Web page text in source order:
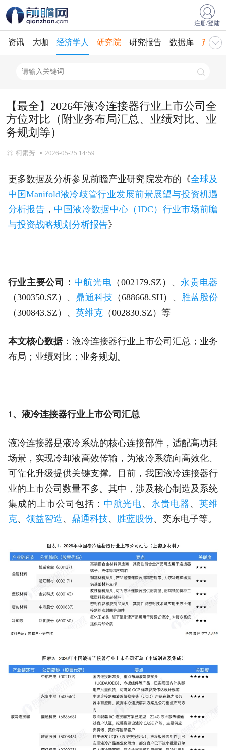
注册/登陆
资讯 大咖 经济学人 研究院 研究报告 数据库 产业
【最全】2026年液冷连接器行业上市公司全
方位对比（附业务布局汇总、业绩对比、业
务规划等）
柯素芳 2026-05-25 14:59
更多数据及分析参见前瞻产业研究院发布的《全球及
中国Manifold液冷歧管行业发展前景展望与投资机遇
分析报告 ， 中国液冷数据中心（IDC）行业市场前瞻
与投资战略规划分析报告》
行业主要公司： 中航光电 （002179.SZ）、 永贵电器
（300350.SZ）、 鼎通科技 （688668.SH）、
胜蓝股份
（300843.SZ）、 英维克（002830.SZ）等
本文核心数据：液冷连接器行业上市公司汇总；业务
布局；业绩对比；业务规划。
1、液冷连接器行业上市公司汇总
液冷连接器是液冷系统的核心连接部件，适配高功耗
场景，实现冷却液高效传输，为液冷系统向高效化、
可靠化升级提供关键支撑。目前，我国液冷连接器行
业的上市公司数量不多。其中，涉及核心制造及系统
集成的上市公司包括： 中航光电、 永贵电器 、英维
克、 领益智造、 鼎通科技、 胜蓝股份、奕东电子等。